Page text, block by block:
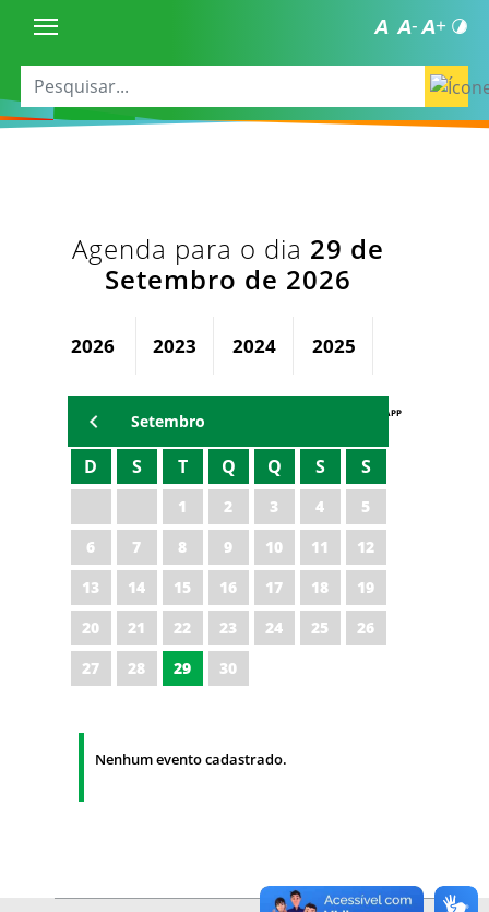
Agenda para o dia 29 de
Setembro de 2026
2026 2023 2024 2025
AGENDA PAPP
Setembro
D S T Q Q S S
1 2 3 4
5
6
7 8 9 10 11
12
13
14 15 16 17 18
19
20
21 22 23 24 25
26
27
28 29 30
Nenhum evento cadastrado.